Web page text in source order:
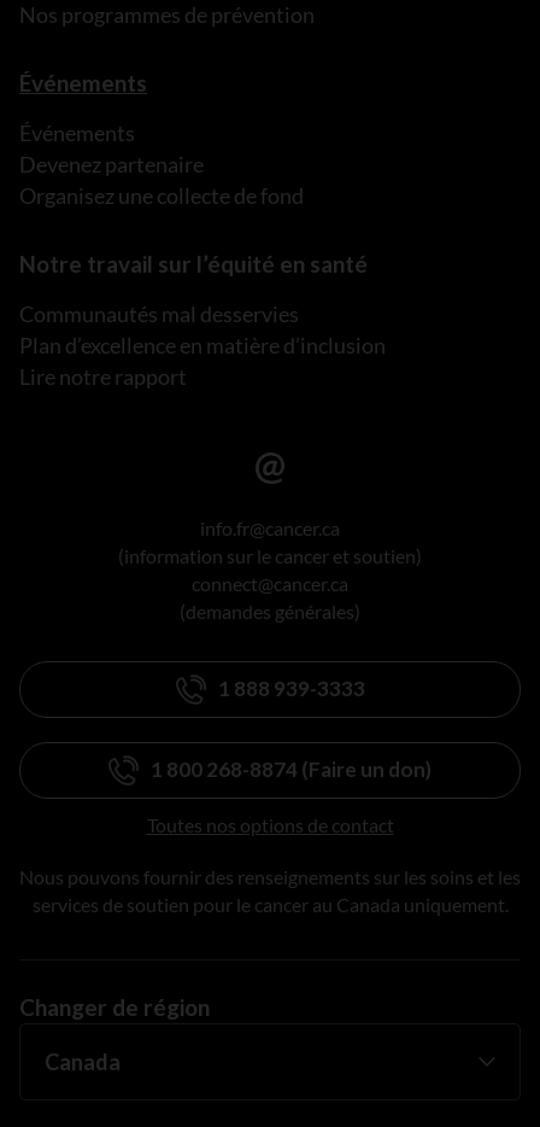
Nos programmes de prévention
Événements
Événements
Devenez partenaire
Organisez une collecte de fond
Notre travail sur l’équité en santé
Communautés mal desservies
Plan d’excellence en matière d’inclusion
Lire notre rapport
info.fr@cancer.ca
(information sur le cancer et soutien)
connect@cancer.ca
(demandes générales)
1 888 939-3333
1 800 268-8874 (Faire un don)
Toutes nos options de contact
Nous pouvons fournir des renseignements sur les soins et les
services de soutien pour le cancer au Canada uniquement.
Changer de région